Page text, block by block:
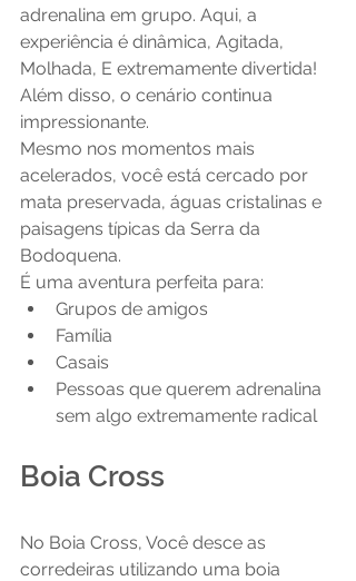
adrenalina em grupo. Aqui, a
experiência é dinâmica, Agitada,
Molhada, E extremamente divertida!
Além disso, o cenário continua
impressionante.
Mesmo nos momentos mais
acelerados, você está cercado por
mata preservada, águas cristalinas e
paisagens típicas da Serra da
Bodoquena.
É uma aventura perfeita para:
Grupos de amigos
Família
Casais
Pessoas que querem adrenalina
sem algo extremamente radical
Boia Cross
No Boia Cross, Você desce as
corredeiras utilizando uma boia